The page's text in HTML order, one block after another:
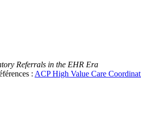
Referrals in the EHR Era
: ACP High Value Care